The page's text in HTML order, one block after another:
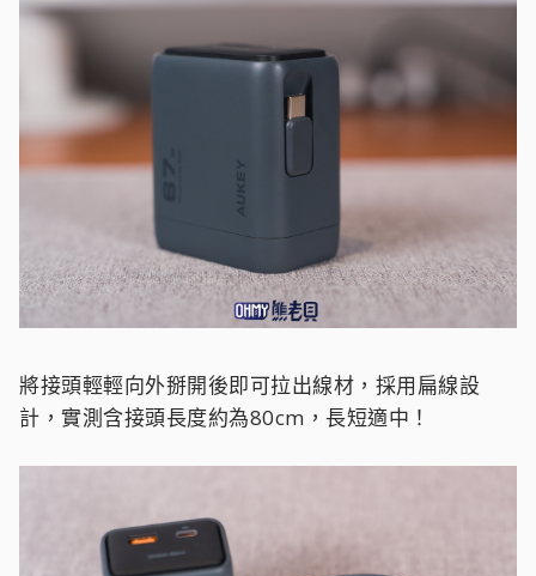
將接頭輕輕向外掰開後即可拉出線材，採用扁線設
計，實測含接頭長度約為80cm，長短適中！